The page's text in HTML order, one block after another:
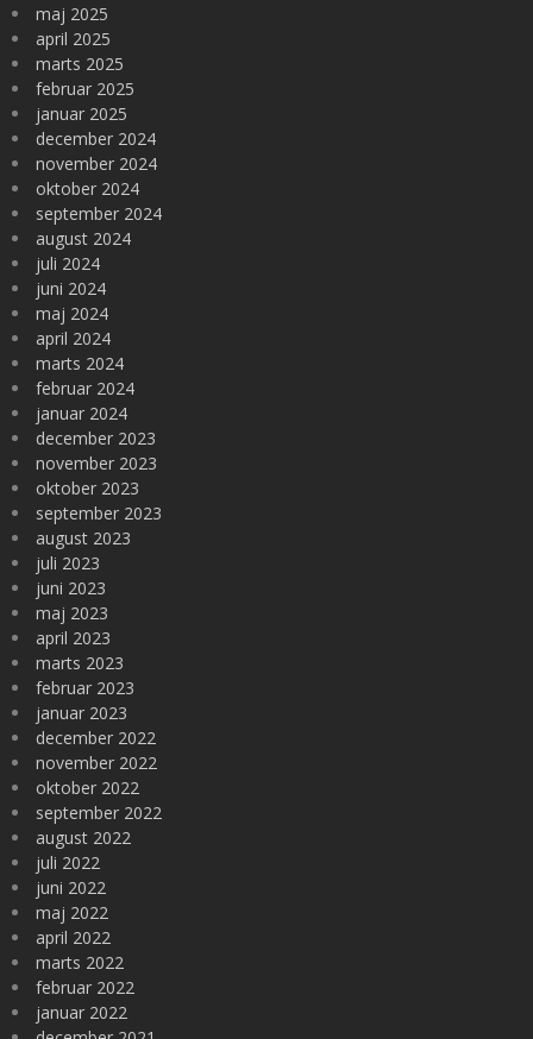
maj 2025
april 2025
marts 2025
februar 2025
januar 2025
december 2024
november 2024
oktober 2024
september 2024
august 2024
juli 2024
juni 2024
maj 2024
april 2024
marts 2024
februar 2024
januar 2024
december 2023
november 2023
oktober 2023
september 2023
august 2023
juli 2023
juni 2023
maj 2023
april 2023
marts 2023
februar 2023
januar 2023
december 2022
november 2022
oktober 2022
september 2022
august 2022
juli 2022
juni 2022
maj 2022
april 2022
marts 2022
februar 2022
januar 2022